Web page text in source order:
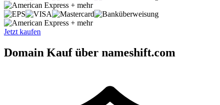
+ mehr
+ mehr
Jetzt kaufen
Domain Kauf über nameshift.com